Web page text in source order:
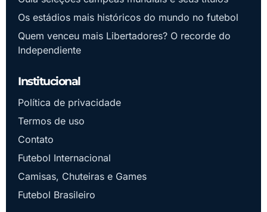
Os estádios mais históricos do mundo no futebol
Quem venceu mais Libertadores? O recorde do
Independiente
Institucional
Política de privacidade
Termos de uso
Contato
Futebol Internacional
Camisas, Chuteiras e Games
Futebol Brasileiro